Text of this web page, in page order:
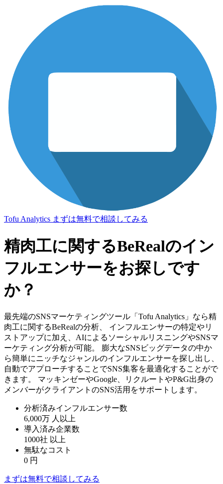
Tofu Analytics まずは無料で相談してみる
精肉工に関するBeRealのイン
フルエンサーをお探しです
か？
最先端のSNSマーケティングツール「Tofu Analytics」なら精
肉工に関するBeRealの分析、 インフルエンサーの特定やリ
ストアップに加え、AIによるソーシャルリスニングやSNSマ
ーケティング分析が可能。 膨大なSNSビッグデータの中か
ら簡単にニッチなジャンルのインフルエンサーを探し出し、
自動でアプローチすることでSNS集客を最適化することがで
きます。 マッキンゼーやGoogle、リクルートやP&G出身の
メンバーがクライアントのSNS活用をサポートします。
分析済みインフルエンサー数
6,000万 人以上
導入済み企業数
1000社 以上
無駄なコスト
0 円
まずは無料で相談してみる